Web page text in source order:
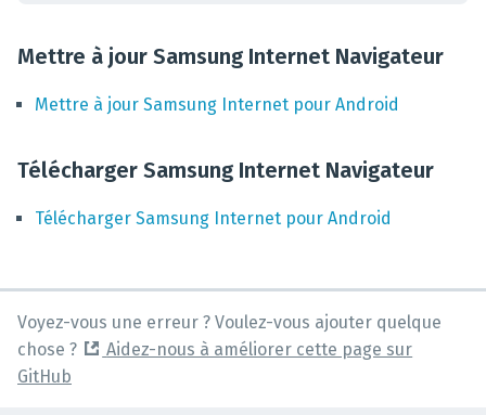
Mettre à jour Samsung Internet Navigateur
Mettre à jour Samsung Internet pour Android
Télécharger Samsung Internet Navigateur
Télécharger Samsung Internet pour Android
Voyez-vous une erreur ? Voulez-vous ajouter quelque
chose ?
Aidez-nous à améliorer cette page sur
GitHub